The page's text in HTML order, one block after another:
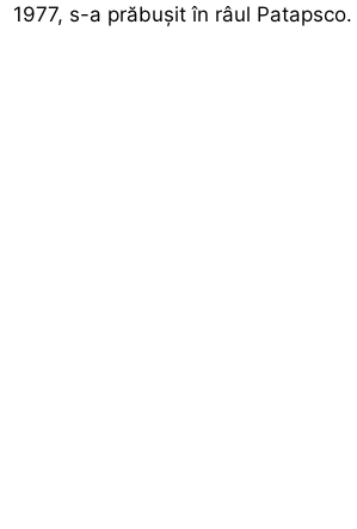
1977, s-a prăbușit în râul Patapsco.